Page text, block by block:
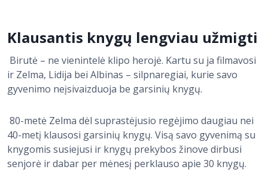
Klausantis knygų lengviau užmigti
Birutė – ne vienintelė klipo herojė. Kartu su ja filmavosi
ir Zelma, Lidija bei Albinas – silpnaregiai, kurie savo
gyvenimo neįsivaizduoja be garsinių knygų.
80-metė Zelma dėl suprastėjusio regėjimo daugiau nei
40-metį klausosi garsinių knygų. Visą savo gyvenimą su
knygomis susiejusi ir knygų prekybos žinove dirbusi
senjorė ir dabar per mėnesį perklauso apie 30 knygų.